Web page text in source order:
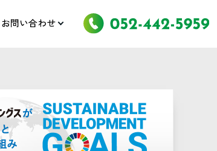
お問い合わせ